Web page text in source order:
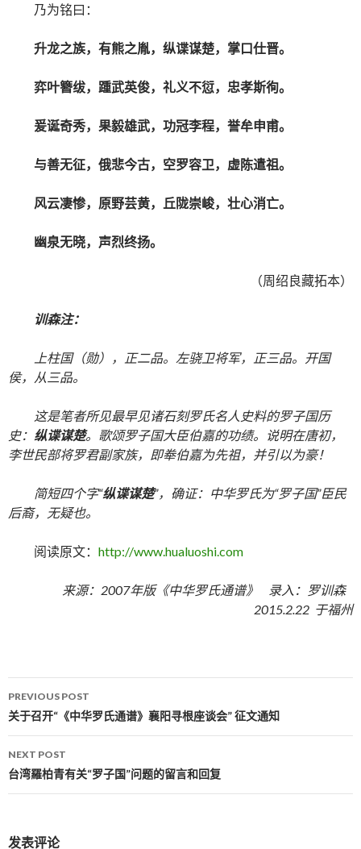
乃为铭曰：
升龙之族，有熊之胤，纵谍谋楚，掌口仕晋。
弈叶簪绂，踵武英俊，礼义不愆，忠孝斯徇。
爰诞奇秀，果毅雄武，功冠李程，誉牟申甫。
与善无征，俄悲今古，空罗容卫，虚陈遣祖。
风云凄惨，原野芸黄，丘陇崇峻，壮心消亡。
幽泉无晓，声烈终扬。
（周绍良藏拓本）
训森注：
上柱国（勋），正二品。左骁卫将军，正三品。开国
侯，从三品。
这是笔者所见最早见诸石刻罗氏名人史料的罗子国历
史： 纵谍谋楚。歌颂罗子国大臣伯嘉的功绩。说明在唐初，
李世民部将罗君副家族，即牶伯嘉为先祖，并引以为豪！
简短四个字“纵谍谋楚”，确证：中华罗氏为“罗子国”臣民
后裔，无疑也。
阅读原文： http://www.hualuoshi.com
来源：2007年版《中华罗氏通谱》 录入：罗训森
2015.2.22 于福州
Post navigation
PREVIOUS POST
关于召开“《中华罗氏通谱》襄阳寻根座谈会” 征文通知
NEXT POST
台湾羅柏青有关“罗子国”问题的留言和回复
发表评论